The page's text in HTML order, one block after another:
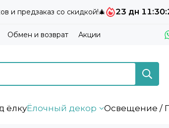
предзаказ со скидкой!🎄 23 дн
Обмен и возврат Акции
ёлкуЁлочный декор Освещение /